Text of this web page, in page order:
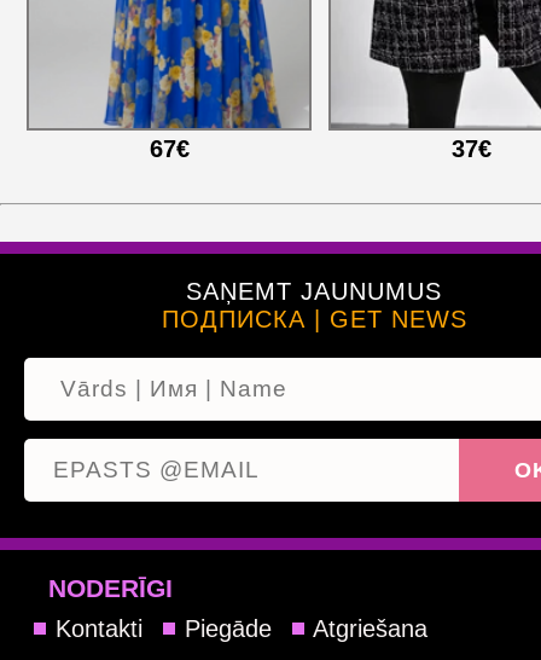
67€ 37€
SAŅEMT JAUNUMUS
ПОДПИСКА | GET NEWS
NODERĪGI
Kontakti Piegāde
Atgriešana